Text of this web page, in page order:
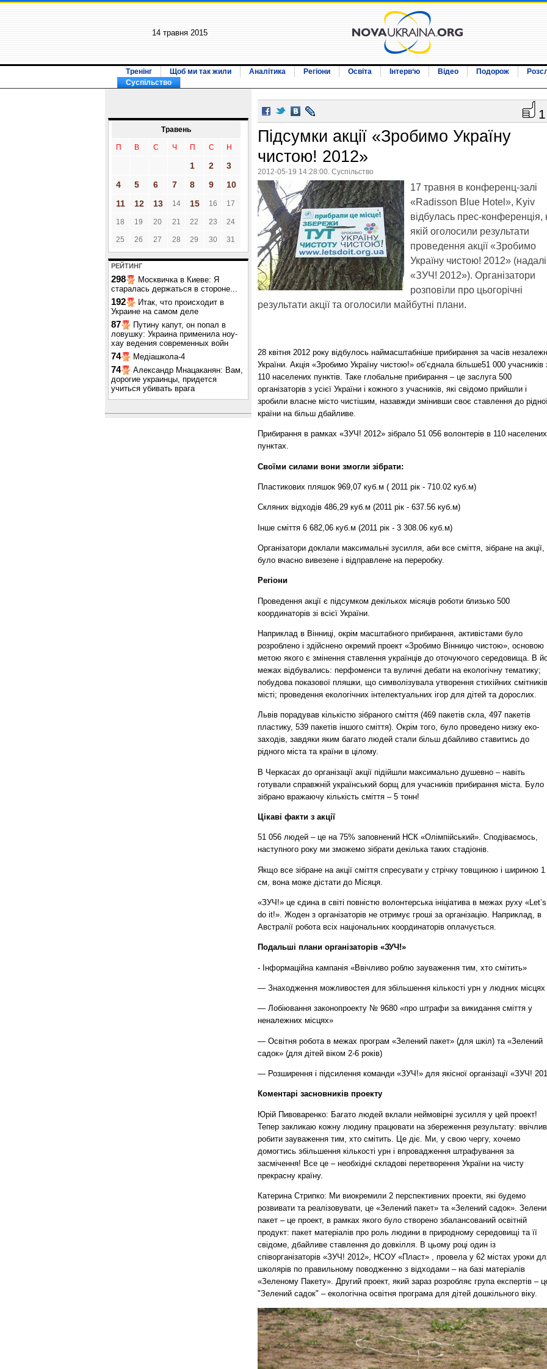
14 травня 2015
Тренінг Щоб ми так жили Аналітика Регіони Освіта Інтерв‘ю Відео Подорож
Суспільство
Травень
П В С Ч П С Н
1 2
3
4
5 6 7 8 9
10
11
12 13 14 15 16 17
18 19 20 21 22 23 24
25 26 27 28 29 30 31
РЕЙТИНГ
298
Москвичка в Киеве: Я
старалась держаться в стороне...
192
Итак, что происходит в
Украине на самом деле
87
Путину капут, он попал в
ловушку: Украина применила ноу-
хау ведения современных войн
74 Медіашкола-4
74
Александр Мнацаканян: Вам,
дорогие украинцы, придется
учиться убивать врага
1
Підсумки акції «Зробимо Україну
чистою! 2012»
2012-05-19 14:28:00. Суспільство
17 травня в конференц-залі
«Radisson Blue Hotel», Kyiv
відбулась прес-конференція,
якій оголосили результати
проведення акції «Зробимо
Україну чистою! 2012» (надалі
«ЗУЧ! 2012»). Організатори
розповіли про цьогорічні
результати акції та оголосили майбутні плани.
28 квітня 2012 року відбулось наймасштабніше прибирання за часів
України. Акція «Зробимо Україну чистою!» об’єднала більше51 000 учасників
110 населених пунктів. Таке глобальне прибирання – це заслуга 500
організаторів з усієї України і кожного з учасників, які свідомо прийшли і
зробили власне місто чистішим, назавжди змінивши своє ставлення до
країни на більш дбайливе.
Прибирання в рамках «ЗУЧ! 2012» зібрало 51 056 волонтерів в 110 населених
пунктах.
Своїми силами вони змогли зібрати:
Пластикових пляшок 969,07 куб.м ( 2011 рік - 710.02 куб.м)
Скляних відходів 486,29 куб.м (2011 рік - 637.56 куб.м)
Інше сміття 6 682,06 куб.м (2011 рік - 3 308.06 куб.м)
Організатори доклали максимальні зусилля, аби все сміття, зібране на акції,
було вчасно вивезене і відправлене на переробку.
Регіони
Проведення акції є підсумком декількох місяців роботи близько 500
координаторів зі всієї України.
Наприклад в Вінниці, окрім масштабного прибирання, активістами було
розроблено і здійснено окремий проект «Зробимо Вінницю чистою», основою
метою якого є змінення ставлення українців до оточуючого середовища. В
межах відбувались: перфоменси та вуличні дебати на екологічну тематику;
побудова показової пляшки, що символізувала утворення стихійних
місті; проведення екологічних інтелектуальних ігор для дітей та дорослих.
Львів порадував кількістю зібраного сміття (469 пакетів скла, 497 пакетів
пластику, 539 пакетів іншого сміття). Окрім того, було проведено низку еко-
заходів, завдяки яким багато людей стали більш дбайливо ставитись до
рідного міста та країни в цілому.
В Черкасах до організації акції підійшли максимально душевно – навіть
готували справжній український борщ для учасників прибирання міста. Було
зібрано вражаючу кількість сміття – 5 тонн!
Цікаві факти з акції
51 056 людей – це на 75% заповнений НСК «Олімпійський». Сподіваємось,
наступного року ми зможемо зібрати декілька таких стадіонів.
Якщо все зібране на акції сміття спресувати у стрічку товщиною і шириною 1
см, вона може дістати до Місяця.
«ЗУЧ!» це єдина в світі повністю волонтерська ініціатива в межах руху «Let’s
do it!». Жоден з організаторів не отримує гроші за організацію. Наприклад, в
Австралії робота всіх національних координаторів оплачується.
Подальші плани організаторів «ЗУЧ!»
- Інформаційна кампанія «Ввічливо роблю зауваження тим, хто смітить»
— Знаходження можливостея для збільшення кількості урн у людних місцях
— Лобіювання законопроекту № 9680 «про штрафи за викидання сміття у
неналежних місцях»
— Освітня робота в межах програм «Зелений пакет» (для шкіл) та «Зелений
садок» (для дітей віком 2-6 років)
— Розширення і підсилення команди «ЗУЧ!» для якісної організації «ЗУЧ!
Коментарі засновників проекту
Юрій Пивоваренко: Багато людей вклали неймовірні зусилля у цей проект!
Тепер закликаю кожну людину працювати на збереження результату:
робити зауваження тим, хто смітить. Це діє. Ми, у свою чергу, хочемо
домогтись збільшення кількості урн і впровадження штрафування за
засмічення! Все це – необхідні складові перетворення України на чисту
прекрасну країну.
Катерина Стрипко: Ми виокремили 2 перспективних проекти, які будемо
розвивати та реалізовувати, це «Зелений пакет» та «Зелений садок».
пакет – це проект, в рамках якого було створено збалансований освітній
продукт: пакет матеріалів про роль людини в природному середовищі та її
свідоме, дбайливе ставлення до довкілля. В цьому році один із
співорганізаторів «ЗУЧ! 2012», НСОУ «Пласт» , провела у 62 містах уроки
школярів по правильному поводженню з відходами – на базі матеріалів
«Зеленому Пакету». Другий проект, який зараз розробляє група експертів –
"Зелений садок" – екологічна освітня програма для дітей дошкільного віку.